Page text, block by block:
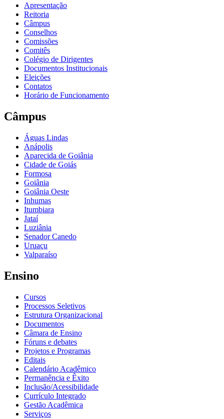
Apresentação
Reitoria
Câmpus
Conselhos
Comissões
Comitês
Colégio de Dirigentes
Documentos Institucionais
Eleições
Contatos
Horário de Funcionamento
Câmpus
Águas Lindas
Anápolis
Aparecida de Goiânia
Cidade de Goiás
Formosa
Goiânia
Goiânia Oeste
Inhumas
Itumbiara
Jataí
Luziânia
Senador Canedo
Uruaçu
Valparaíso
Ensino
Cursos
Processos Seletivos
Estrutura Organizacional
Documentos
Câmara de Ensino
Fóruns e debates
Projetos e Programas
Editais
Calendário Acadêmico
Permanência e Êxito
Inclusão/Acessibilidade
Currículo Integrado
Gestão Acadêmica
Serviços